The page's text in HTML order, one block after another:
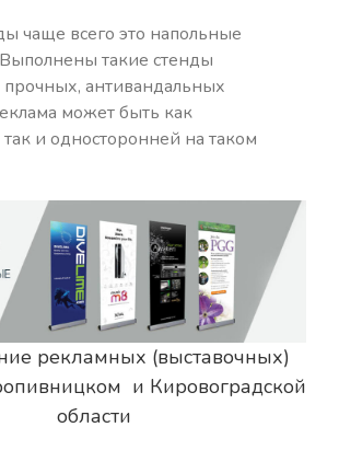
чаще всего это напольные
такие стенды
антивандальных
может быть как
и односторонней на таком
рекламных (выставочных)
и Кировоградской
области